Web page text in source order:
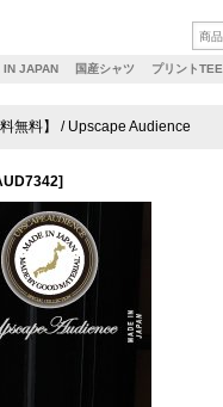
IN JAPAN 国産シャツ プリントTEE
無料】 / Upscape Audience
]